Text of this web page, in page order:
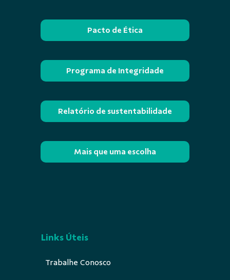
Pacto de Ética
Programa de Integridade
Relatório de sustentabilidade
Mais que uma escolha
Links Úteis
Trabalhe Conosco